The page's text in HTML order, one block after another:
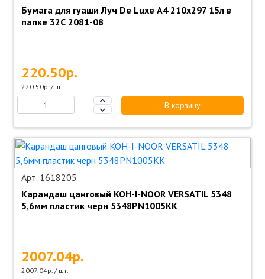
Бумага для гуаши Луч De Luxe А4 210x297 15л в
папке 32С 2081-08
220.50р.
220.50р. / шт.
В корзину
Арт. 1618205
Карандаш цанговый KOH-I-NOOR VERSATIL 5348
5,6мм пластик черн 5348PN1005KK
2007.04р.
2007.04р. / шт.